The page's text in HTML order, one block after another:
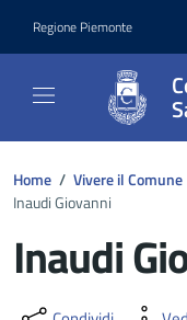
Regione Piemonte
Home / Vivere il Comune
Inaudi Giovanni
Inaudi